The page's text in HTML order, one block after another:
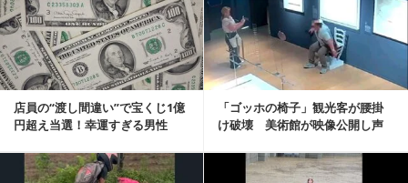
店員の“渡し間違い”で宝くじ1億
円超え当選！幸運すぎる男性
「ゴッホの椅子」観光客が腰掛
け破壊 美術館が映像公開し声
記事を読む
記事を読む